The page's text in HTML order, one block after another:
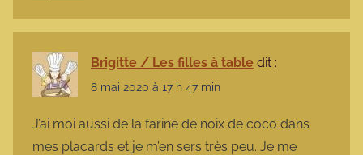
Brigitte / Les filles à table dit :
8 mai 2020 à 17 h 47 min
J’ai moi aussi de la farine de noix de coco dans
mes placards et je m’en sers très peu. Je me